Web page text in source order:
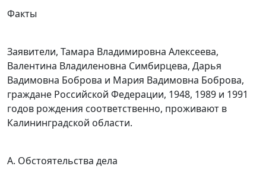
Факты
Заявители, Тамара Владимировна Алексеева,
Валентина Владиленовна Симбирцева, Дарья
Вадимовна Боброва и Мария Вадимовна Боброва,
граждане Российской Федерации, 1948, 1989 и 1991
годов рождения соответственно, проживают в
Калининградской области.
А. Обстоятельства дела